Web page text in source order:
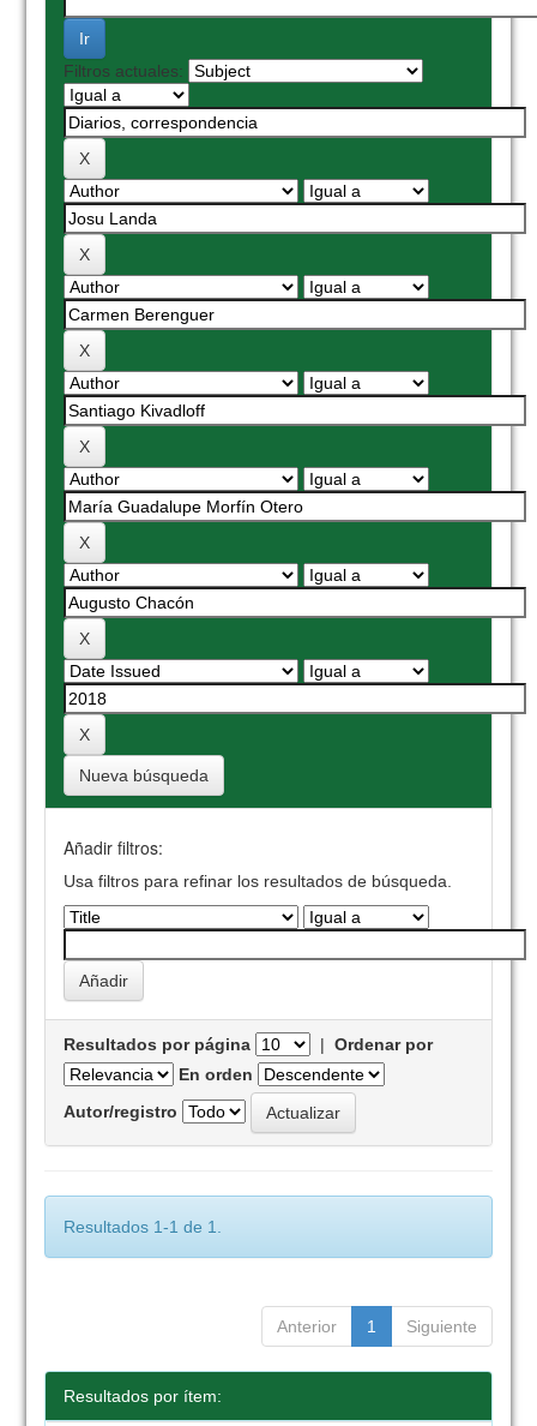
Filtros actuales:
Nueva búsqueda
Añadir filtros:
Usa filtros para refinar los resultados de búsqueda.
Resultados por página |Ordenar por
En orden
Autor/registro
Resultados 1-1 de 1.
Anterior 1 Siguiente
Resultados por ítem: